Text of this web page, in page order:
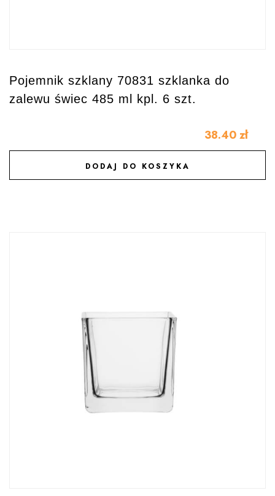
Pojemnik szklany 70831 szklanka do
zalewu świec 485 ml kpl. 6 szt.
38.40 zł
DODAJ DO KOSZYKA
DODAJ DO ULUBIONYCH